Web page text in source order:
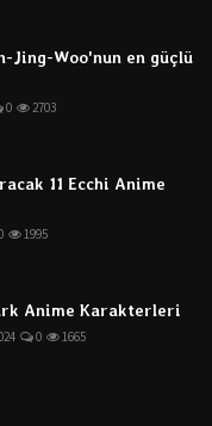
Jing-Woo'nun en güçlü
0 2703
11 Ecchi Anime
1995
Anime Karakterleri
0 1665